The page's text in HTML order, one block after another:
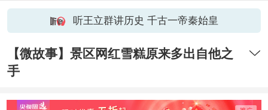
听王立群讲历史 千古一帝秦始皇
【微故事】景区网红雪糕原来多出自他之
手